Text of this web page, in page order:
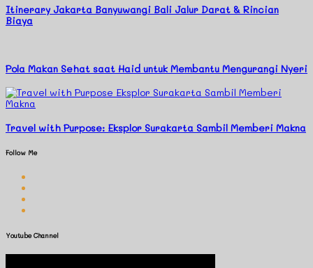
Itinerary Jakarta Banyuwangi Bali Jalur Darat & Rincian
Biaya
Pola Makan Sehat saat Haid untuk Membantu Mengurangi Nyeri
Travel with Purpose: Eksplor Surakarta Sambil Memberi Makna
Follow Me
Youtube Channel